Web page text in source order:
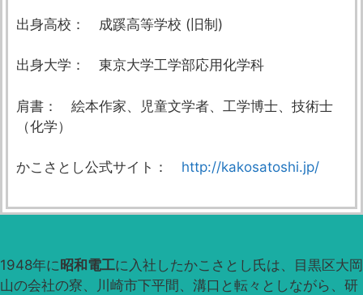
出身高校： 成蹊高等学校 (旧制)
出身大学： 東京大学工学部応用化学科
肩書： 絵本作家、児童文学者、工学博士、技術士
（化学）
かこさとし公式サイト： http://kakosatoshi.jp/
1948年に昭和電工に入社したかこさとし氏は、目黒区大岡
山の会社の寮、川崎市下平間、溝口と転々としながら、研